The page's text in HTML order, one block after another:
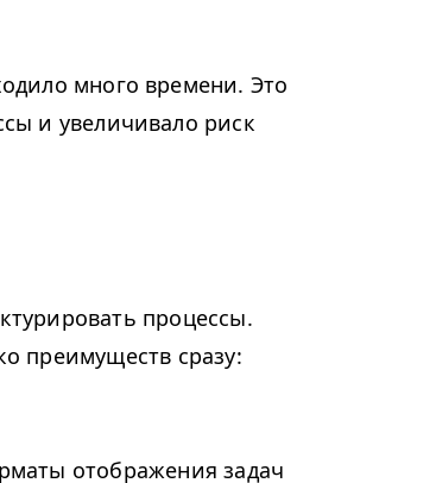
много времени. Это
и увеличивало риск
процессы.
преимуществ сразу:
отображения задач